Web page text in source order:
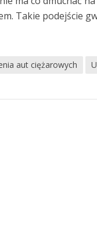
Takie podejście
aut ciężarowych